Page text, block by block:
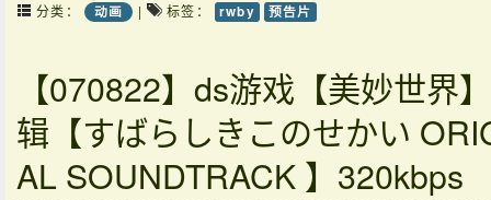
分类： 动画 | 标签： rwby 预告片
【070822】ds游戏【美妙世界
辑【すばらしきこのせかい
AL SOUNDTRACK 】320kbps